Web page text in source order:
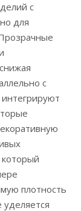
с
для
с
плотность